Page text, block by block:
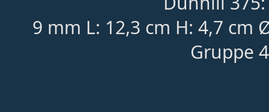
9 mm L: 12,3 cm H: 4,7 cm
Gruppe